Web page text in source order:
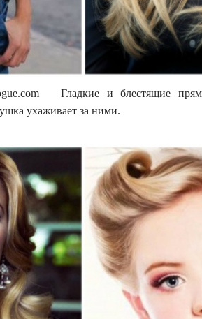
Гладкие и блестящие
ухаживает за ними.